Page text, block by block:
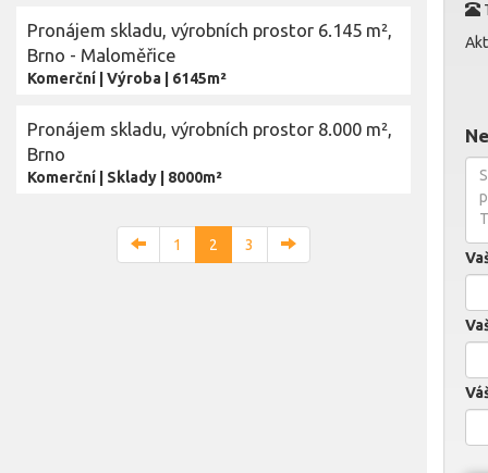
Pronájem skladu, výrobních prostor 6.145 m²,
Brno - Maloměřice
Komerční Výroba 6145m²
Pronájem skladu, výrobních prostor 8.000 m²,
Brno
Komerční Sklady 8000m²
1 2 3